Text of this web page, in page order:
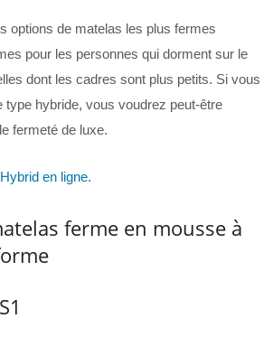
options de matelas les plus fermes
pour les personnes qui dorment sur le
dont les cadres sont plus petits. Si vous
type hybride, vous voudrez peut-être
fermeté de luxe.
en ligne.
ferme en mousse à